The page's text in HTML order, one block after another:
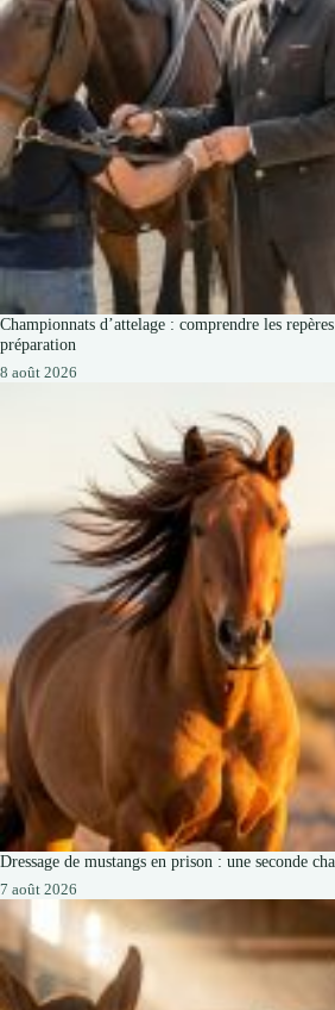
Championnats d’attelage : comprendre les
préparation
8 août 2026
Dressage de mustangs en prison : une seconde
7 août 2026